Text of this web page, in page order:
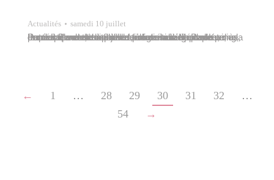
Actualités samedi 10 juillet
Patrick Bordet, conseiller délégué chargé de la police municipale et de la prévention de la délinquance, procédait vendredi 9 juillet, à la mairie de Papeete, à la remise d’une attestation de réussite à Marcel Kwong, conducteur de chien de la police municipale de Papeete, au terme d’une formation de sept semaines, dont cinq en métropole.…
← 1 … 28 29 30 31 32
…
54
→